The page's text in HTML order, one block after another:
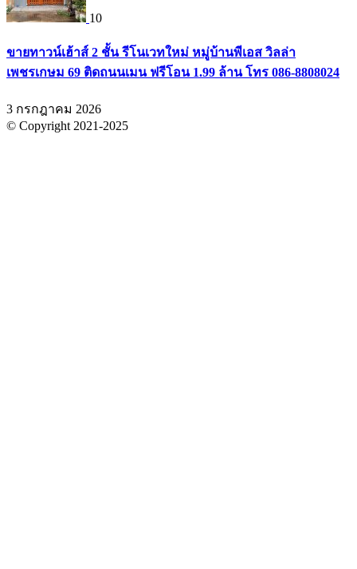
10
ขายทาวน์เฮ้าส์ 2 ชั้น รีโนเวทใหม่ หมู่บ้านพีเอส วิลล่า
เพชรเกษม 69 ติดถนนเมน ฟรีโอน 1.99 ล้าน โทร 086-8808024
3 กรกฎาคม 2026
© Copyright 2021-2025